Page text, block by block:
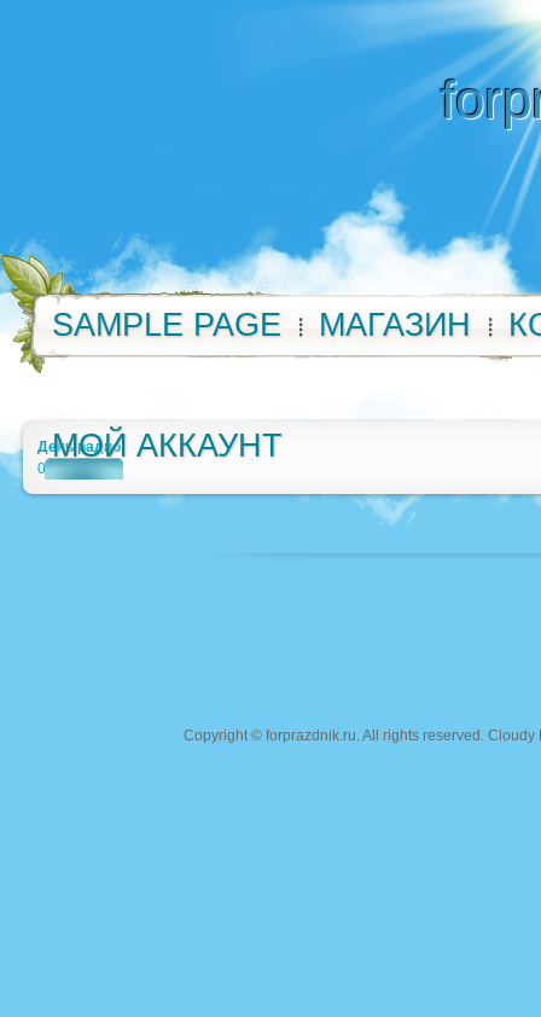
SAMPLE PAGE МАГАЗИН
МОЙ АККАУНТ
День радио
0
Copyright © forprazdnik.ru. All rights reserved.